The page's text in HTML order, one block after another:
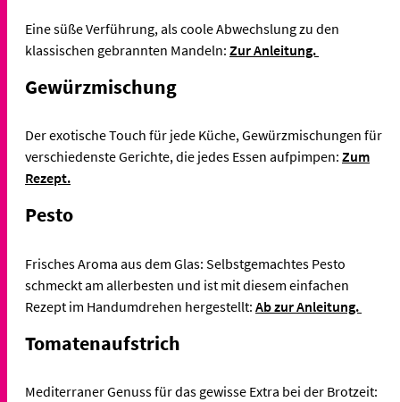
Eine süße Verführung, als coole Abwechslung zu den
klassischen gebrannten Mandeln: Zur Anleitung.
Gewürzmischung
Der exotische Touch für jede Küche, Gewürzmischungen für
verschiedenste Gerichte, die jedes Essen aufpimpen: Zum
Rezept.
Pesto
Frisches Aroma aus dem Glas: Selbstgemachtes Pesto
schmeckt am allerbesten und ist mit diesem einfachen
Rezept im Handumdrehen hergestellt: Ab zur Anleitung.
Tomatenaufstrich
Mediterraner Genuss für das gewisse Extra bei der Brotzeit: